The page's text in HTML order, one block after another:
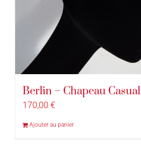
Berlin – Chapeau Casual
170,00 €
Ajouter au panier